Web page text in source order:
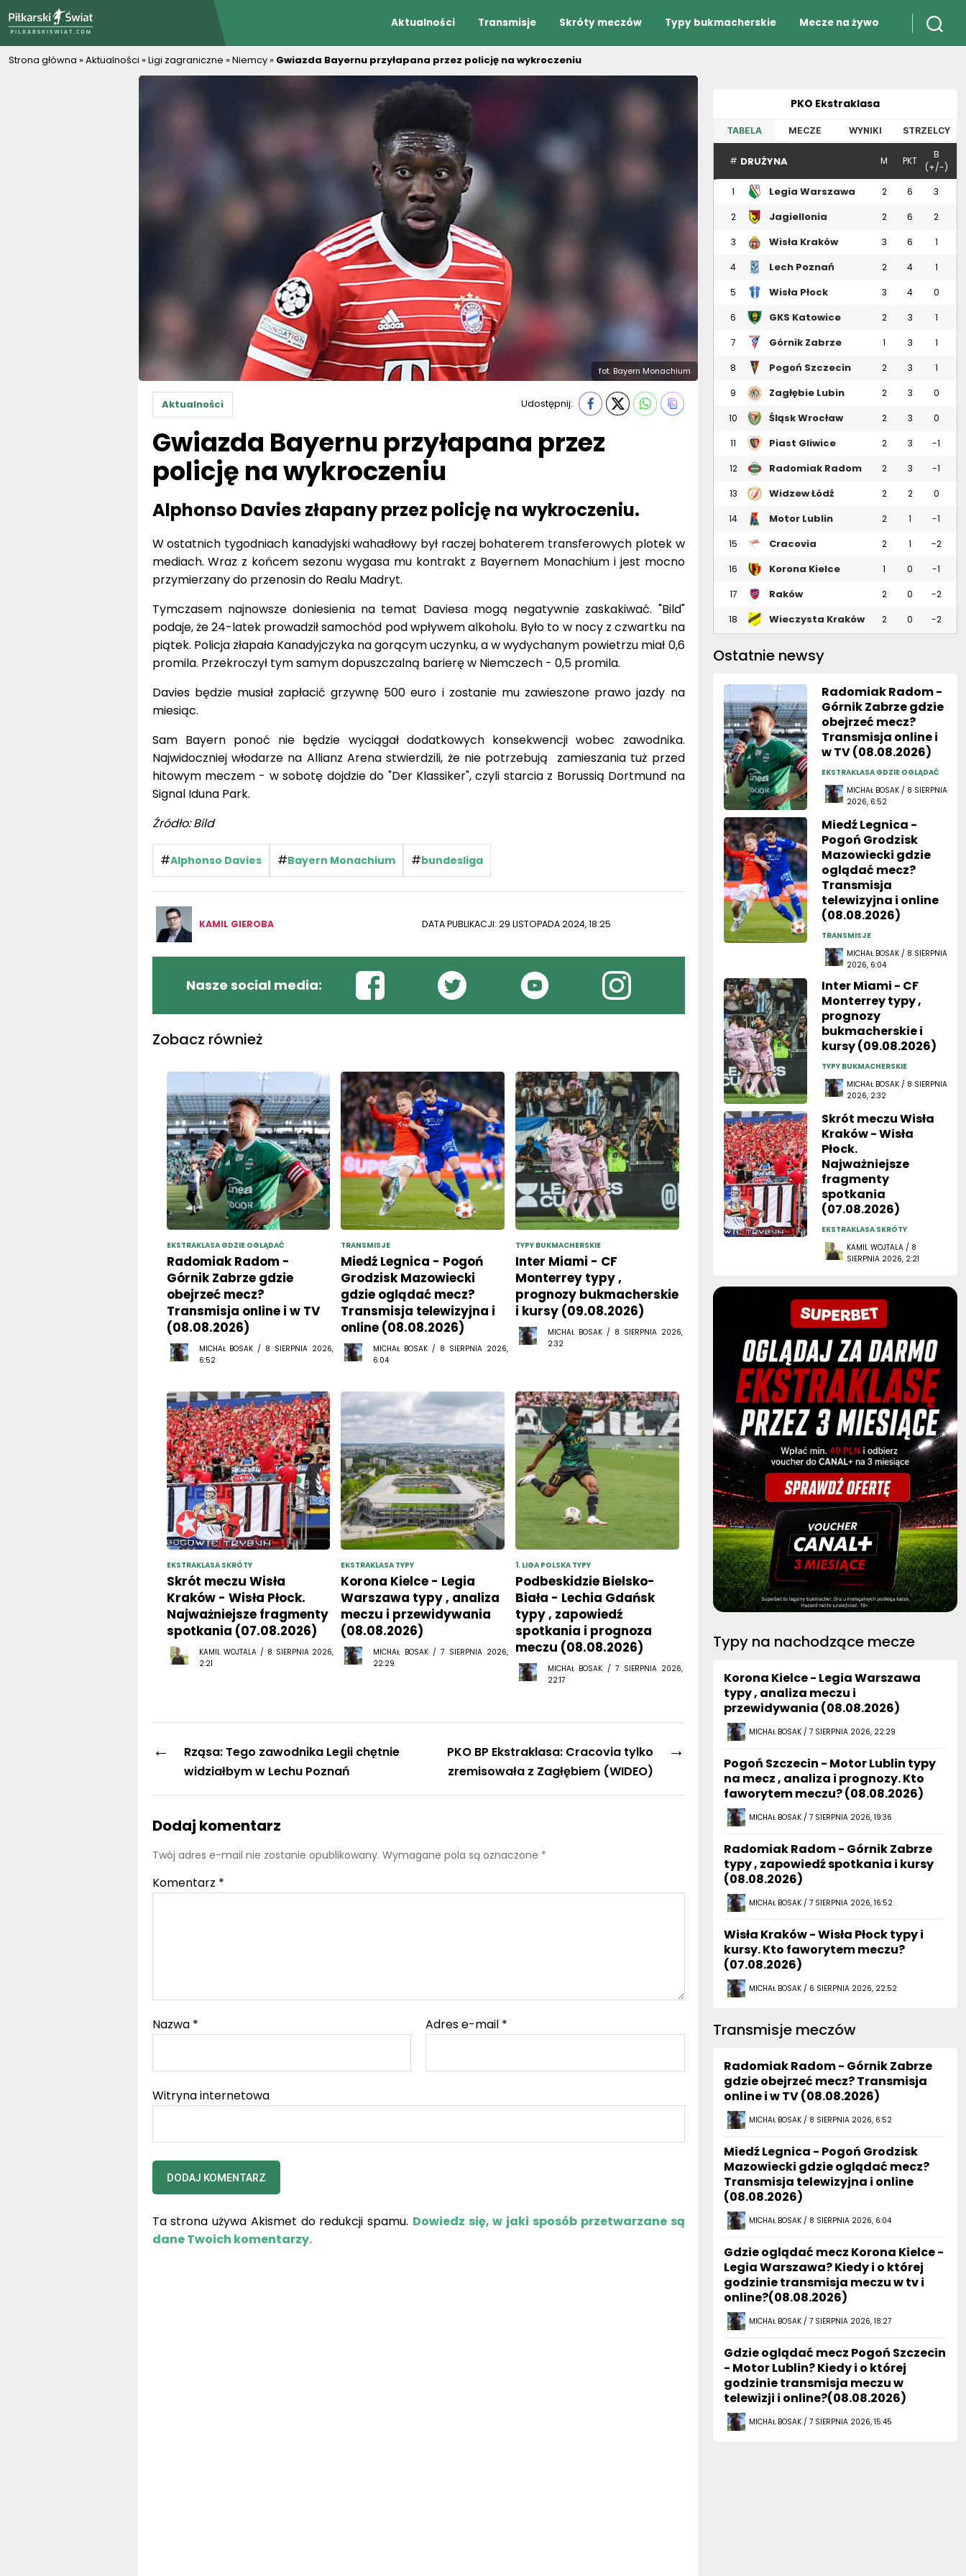
Aktualności Transmisje Skróty meczów Typy bukmacherskie Mecze na żywo
Strona główna »Aktualności »Ligi zagraniczne »Niemcy » Gwiazda Bayernu przyłapana przez policję na wykroczeniu
fot. Bayern Monachium
Aktualności Udostępnij:
Gwiazda Bayernu przyłapana przez
policję na wykroczeniu
Alphonso Davies złapany przez policję na wykroczeniu.
W ostatnich tygodniach kanadyjski wahadłowy był raczej bohaterem transferowych plotek w
mediach. Wraz z końcem sezonu wygasa mu kontrakt z Bayernem Monachium i jest mocno
przymierzany do przenosin do Realu Madryt.
Tymczasem najnowsze doniesienia na temat Daviesa mogą negatywnie zaskakiwać. "Bild"
podaje, że 24-latek prowadził samochód pod wpływem alkoholu. Było to w nocy z czwartku na
piątek. Policja złapała Kanadyjczyka na gorącym uczynku, a w wydychanym powietrzu miał 0,6
promila. Przekroczył tym samym dopuszczalną barierę w Niemczech - 0,5 promila.
Davies będzie musiał zapłacić grzywnę 500 euro i zostanie mu zawieszone prawo jazdy na
miesiąc.
Sam Bayern ponoć nie będzie wyciągał dodatkowych konsekwencji wobec zawodnika.
Najwidoczniej włodarze na Allianz Arena stwierdzili, że nie potrzebują zamieszania tuż przed
hitowym meczem - w sobotę dojdzie do "Der Klassiker", czyli starcia z Borussią Dortmund na
Signal Iduna Park.
Źródło: Bild
#Alphonso Davies #Bayern Monachium #bundesliga
KAMIL GIEROBA DATA PUBLIKACJI: 29 LISTOPADA 2024, 18:25
Nasze social media:
Zobacz również
EKSTRAKLASA GDZIE OGLĄDAĆ
Radomiak Radom -
Górnik Zabrze gdzie
obejrzeć mecz?
Transmisja online i w TV
(08.08.2026)
MICHAŁ BOSAK / 8 SIERPNIA 2026,
6:52
TRANSMISJE
Miedź Legnica - Pogoń
Grodzisk Mazowiecki
gdzie oglądać mecz?
Transmisja telewizyjna i
online (08.08.2026)
MICHAŁ BOSAK / 8 SIERPNIA 2026,
6:04
TYPY BUKMACHERSKIE
Inter Miami - CF
Monterrey typy ,
prognozy bukmacherskie
i kursy (09.08.2026)
MICHAŁ BOSAK / 8 SIERPNIA 2026,
2:32
EKSTRAKLASA SKRÓTY
Skrót meczu Wisła
Kraków - Wisła Płock.
Najważniejsze fragmenty
spotkania (07.08.2026)
KAMIL WOJTALA / 8 SIERPNIA 2026,
2:21
EKSTRAKLASA TYPY
Korona Kielce - Legia
Warszawa typy , analiza
meczu i przewidywania
(08.08.2026)
MICHAŁ BOSAK / 7 SIERPNIA 2026,
22:29
1. LIGA POLSKA TYPY
Podbeskidzie Bielsko-
Biała - Lechia Gdańsk
typy , zapowiedź
spotkania i prognoza
meczu (08.08.2026)
MICHAŁ BOSAK / 7 SIERPNIA 2026,
22:17
←
Rząsa: Tego zawodnika Legii chętnie
widziałbym w Lechu Poznań
→
PKO BP Ekstraklasa: Cracovia tylko
zremisowała z Zagłębiem (WIDEO)
Dodaj komentarz
Twój adres e-mail nie zostanie opublikowany. Wymagane pola są oznaczone *
Komentarz *
Nazwa * Adres e-mail *
Witryna internetowa
Ta strona używa Akismet do redukcji spamu. Dowiedz się, w jaki sposób przetwarzane są
dane Twoich komentarzy.
PKO Ekstraklasa
TABELA MECZE WYNIKI STRZELCY
# DRUŻYNA M PKT
B
(+/-)
1
Legia Warszawa 2 6 3
2
Jagiellonia
2 6 2
3 Wisła Kraków 3 6 1
4 Lech Poznań 2 4 1
5 Wisła Płock 3 4 0
6 GKS Katowice 2 3 1
7 Górnik Zabrze 1 3 1
8 Pogoń Szczecin 2 3 1
9 Zagłębie Lubin 2 3 0
10 Śląsk Wrocław 2 3 0
11 Piast Gliwice 2 3 -1
12 Radomiak Radom 2 3 -1
13 Widzew Łódź 2 2 0
14 Motor Lublin 2 1 -1
15 Cracovia 2 1 -2
16 Korona Kielce 1 0 -1
17
Raków
2 0 -2
18 Wieczysta Kraków 2 0 -2
Ostatnie newsy
Radomiak Radom -
Górnik Zabrze gdzie
obejrzeć mecz?
Transmisja online i
w TV (08.08.2026)
EKSTRAKLASA GDZIE OGLĄDAĆ
MICHAŁ BOSAK / 8 SIERPNIA
2026, 6:52
Miedź Legnica -
Pogoń Grodzisk
Mazowiecki gdzie
oglądać mecz?
Transmisja
telewizyjna i online
(08.08.2026)
TRANSMISJE
MICHAŁ BOSAK / 8 SIERPNIA
2026, 6:04
Inter Miami - CF
Monterrey typy ,
prognozy
bukmacherskie i
kursy (09.08.2026)
TYPY BUKMACHERSKIE
MICHAŁ BOSAK / 8 SIERPNIA
2026, 2:32
Skrót meczu Wisła
Kraków - Wisła
Płock.
Najważniejsze
fragmenty
spotkania
(07.08.2026)
EKSTRAKLASA SKRÓTY
KAMIL WOJTALA / 8
SIERPNIA 2026, 2:21
Typy na nachodzące mecze
Korona Kielce - Legia Warszawa
typy , analiza meczu i
przewidywania (08.08.2026)
MICHAŁ BOSAK / 7 SIERPNIA 2026, 22:29
Pogoń Szczecin - Motor Lublin typy
na mecz , analiza i prognozy. Kto
faworytem meczu? (08.08.2026)
MICHAŁ BOSAK / 7 SIERPNIA 2026, 19:36
Radomiak Radom - Górnik Zabrze
typy , zapowiedź spotkania i kursy
(08.08.2026)
MICHAŁ BOSAK / 7 SIERPNIA 2026, 16:52
Wisła Kraków - Wisła Płock typy i
kursy. Kto faworytem meczu?
(07.08.2026)
MICHAŁ BOSAK / 6 SIERPNIA 2026, 22:52
Transmisje meczów
Radomiak Radom - Górnik Zabrze
gdzie obejrzeć mecz? Transmisja
online i w TV (08.08.2026)
MICHAŁ BOSAK / 8 SIERPNIA 2026, 6:52
Miedź Legnica - Pogoń Grodzisk
Mazowiecki gdzie oglądać mecz?
Transmisja telewizyjna i online
(08.08.2026)
MICHAŁ BOSAK / 8 SIERPNIA 2026, 6:04
Gdzie oglądać mecz Korona Kielce -
Legia Warszawa? Kiedy i o której
godzinie transmisja meczu w tv i
online?(08.08.2026)
MICHAŁ BOSAK / 7 SIERPNIA 2026, 18:27
Gdzie oglądać mecz Pogoń Szczecin
- Motor Lublin? Kiedy i o której
godzinie transmisja meczu w
telewizji i online?(08.08.2026)
MICHAŁ BOSAK / 7 SIERPNIA 2026, 15:45